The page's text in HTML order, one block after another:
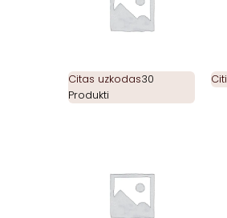
Citas uzkodas30
Produkti
Citi